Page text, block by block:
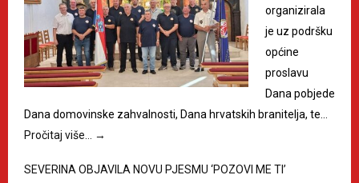
organizirala
je uz podršku
općine
proslavu
Dana pobjede
Dana domovinske zahvalnosti, Dana hrvatskih branitelja, te…
Pročitaj više…
→
SEVERINA OBJAVILA NOVU PJESMU ‘POZOVI ME TI’